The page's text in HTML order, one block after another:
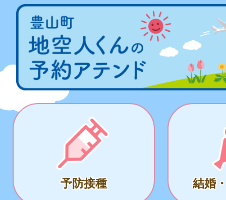
予防接種 結婚